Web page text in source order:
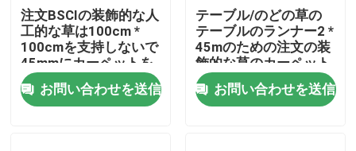
工場見学
品質管理
お問い合わせ
注文BSCIの装飾的な人
工的な草は100cm *
100cmを支持しないで
45mmにカーペットを
敷く
お問い合わせを送信
テーブル/のどの草の
テーブルのランナー2 *
45mのための注文の装
飾的な草のカーペット
お問い合わせを送信